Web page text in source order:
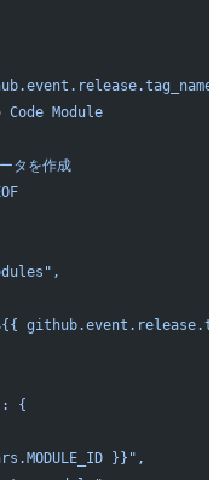
Module
タを作成
{
}}",